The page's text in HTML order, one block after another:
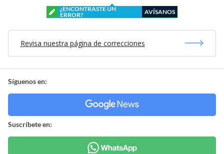
¿ENCONTRASTE UN
ERROR?
AVÍSANOS
Revisa nuestra página de correcciones
Síguenos en:
Suscríbete en: